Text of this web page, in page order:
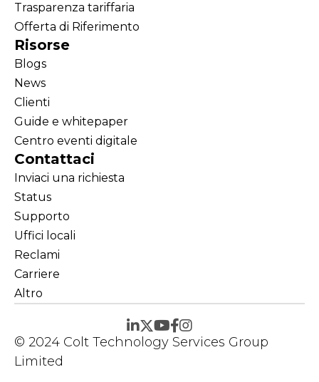
Trasparenza tariffaria
Offerta di Riferimento
Risorse
Blogs
News
Clienti
Guide e whitepaper
Centro eventi digitale
Contattaci
Inviaci una richiesta
Status
Supporto
Uffici locali
Reclami
Carriere
Altro
© 2024 Colt Technology Services Group
Limited